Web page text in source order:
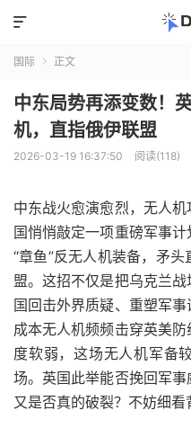

国际  正文
中东局势再添变数！
机，直指俄伊联盟
2026-03-19 16:37:50 阅读(118)
中东战火愈演愈烈，无人
国悄悄敲定一项重磅军事
“章鱼”反无人机装备，矛
盟。这招不仅是把乌克兰
国回击外界质疑、重塑军
成本无人机频频击穿英美
度软弱，这场无人机军备
场。英国此举能否挽回军
又是否真的破裂？不妨细看